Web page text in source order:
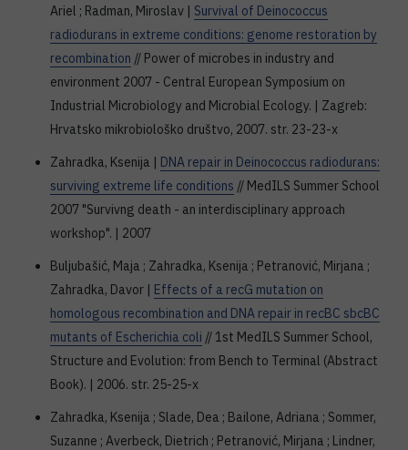
Ariel ; Radman, Miroslav | Survival of Deinococcus
radiodurans in extreme conditions: genome restoration by
recombination // Power of microbes in industry and
environment 2007 - Central European Symposium on
Industrial Microbiology and Microbial Ecology. | Zagreb:
Hrvatsko mikrobiološko društvo, 2007. str. 23-23-x
Zahradka, Ksenija | DNA repair in Deinococcus radiodurans:
surviving extreme life conditions // MedILS Summer School
2007 "Survivng death - an interdisciplinary approach
workshop". | 2007
Buljubašić, Maja ; Zahradka, Ksenija ; Petranović, Mirjana ;
Zahradka, Davor | Effects of a recG mutation on
homologous recombination and DNA repair in recBC sbcBC
mutants of Escherichia coli // 1st MedILS Summer School,
Structure and Evolution: from Bench to Terminal (Abstract
Book). | 2006. str. 25-25-x
Zahradka, Ksenija ; Slade, Dea ; Bailone, Adriana ; Sommer,
Suzanne ; Averbeck, Dietrich ; Petranović, Mirjana ; Lindner,